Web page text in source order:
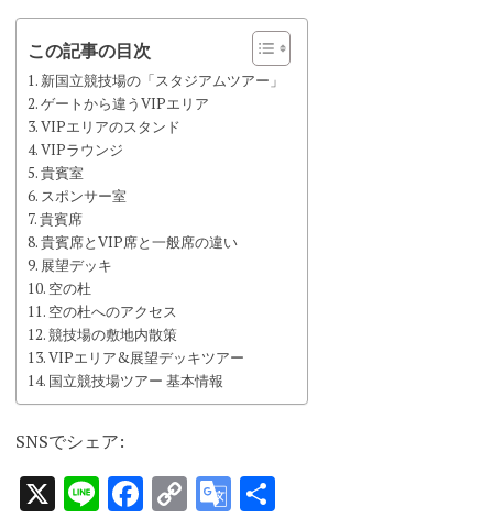
この記事の目次
新国立競技場の「スタジアムツアー」
ゲートから違うVIPエリア
VIPエリアのスタンド
VIPラウンジ
貴賓室
スポンサー室
貴賓席
貴賓席とVIP席と一般席の違い
展望デッキ
空の杜
空の杜へのアクセス
競技場の敷地内散策
VIPエリア&展望デッキツアー
国立競技場ツアー 基本情報
SNSでシェア:
X LineFacebook
CopyGoogle
共